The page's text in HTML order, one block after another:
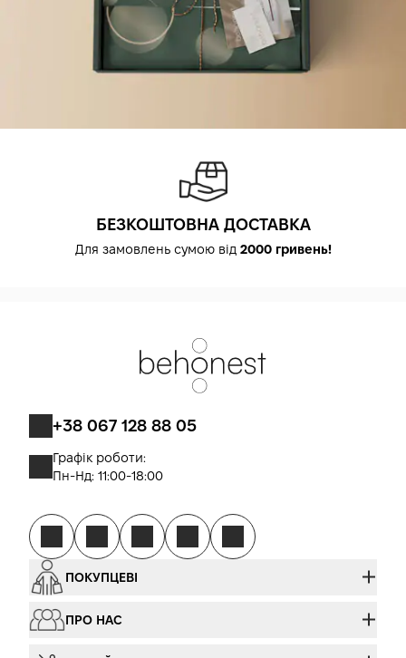
БЕЗКОШТОВНА ДОСТАВКА
Для замовлень сумою від 2000 гривень!
+38 067 128 88 05
Графік роботи:
Пн-Нд: 11:00-18:00
ПОКУПЦЕВІ
ПРО НАС